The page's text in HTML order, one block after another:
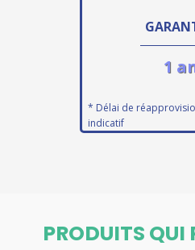
1
* Délai de
indicatif
PRODUITS QUI